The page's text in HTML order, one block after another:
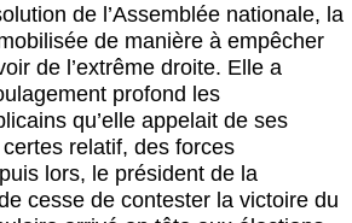
de l’Assemblée nationale, la
de manière à empêcher
de l’extrême droite. Elle a
profond les
qu’elle appelait de ses
relatif, des forces
lors, le président de la
cesse de contester la victoire du